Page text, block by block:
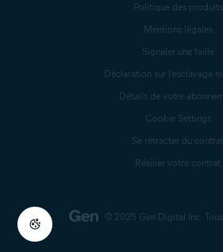
© 2025 Gen Digital Inc.
Politique des produits
Mentions légales
Signaler une faille
Déclaration sur l’esclavage
Détails de votre
Cookie Settings
Se rétracter du contrat
Résilier votre contrat